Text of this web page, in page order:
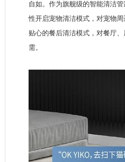
自如。作为旗舰级的智能清洁
性开启宠物清洁模式，对宠物
贴心的餐后清洁模式，对餐厅
需。